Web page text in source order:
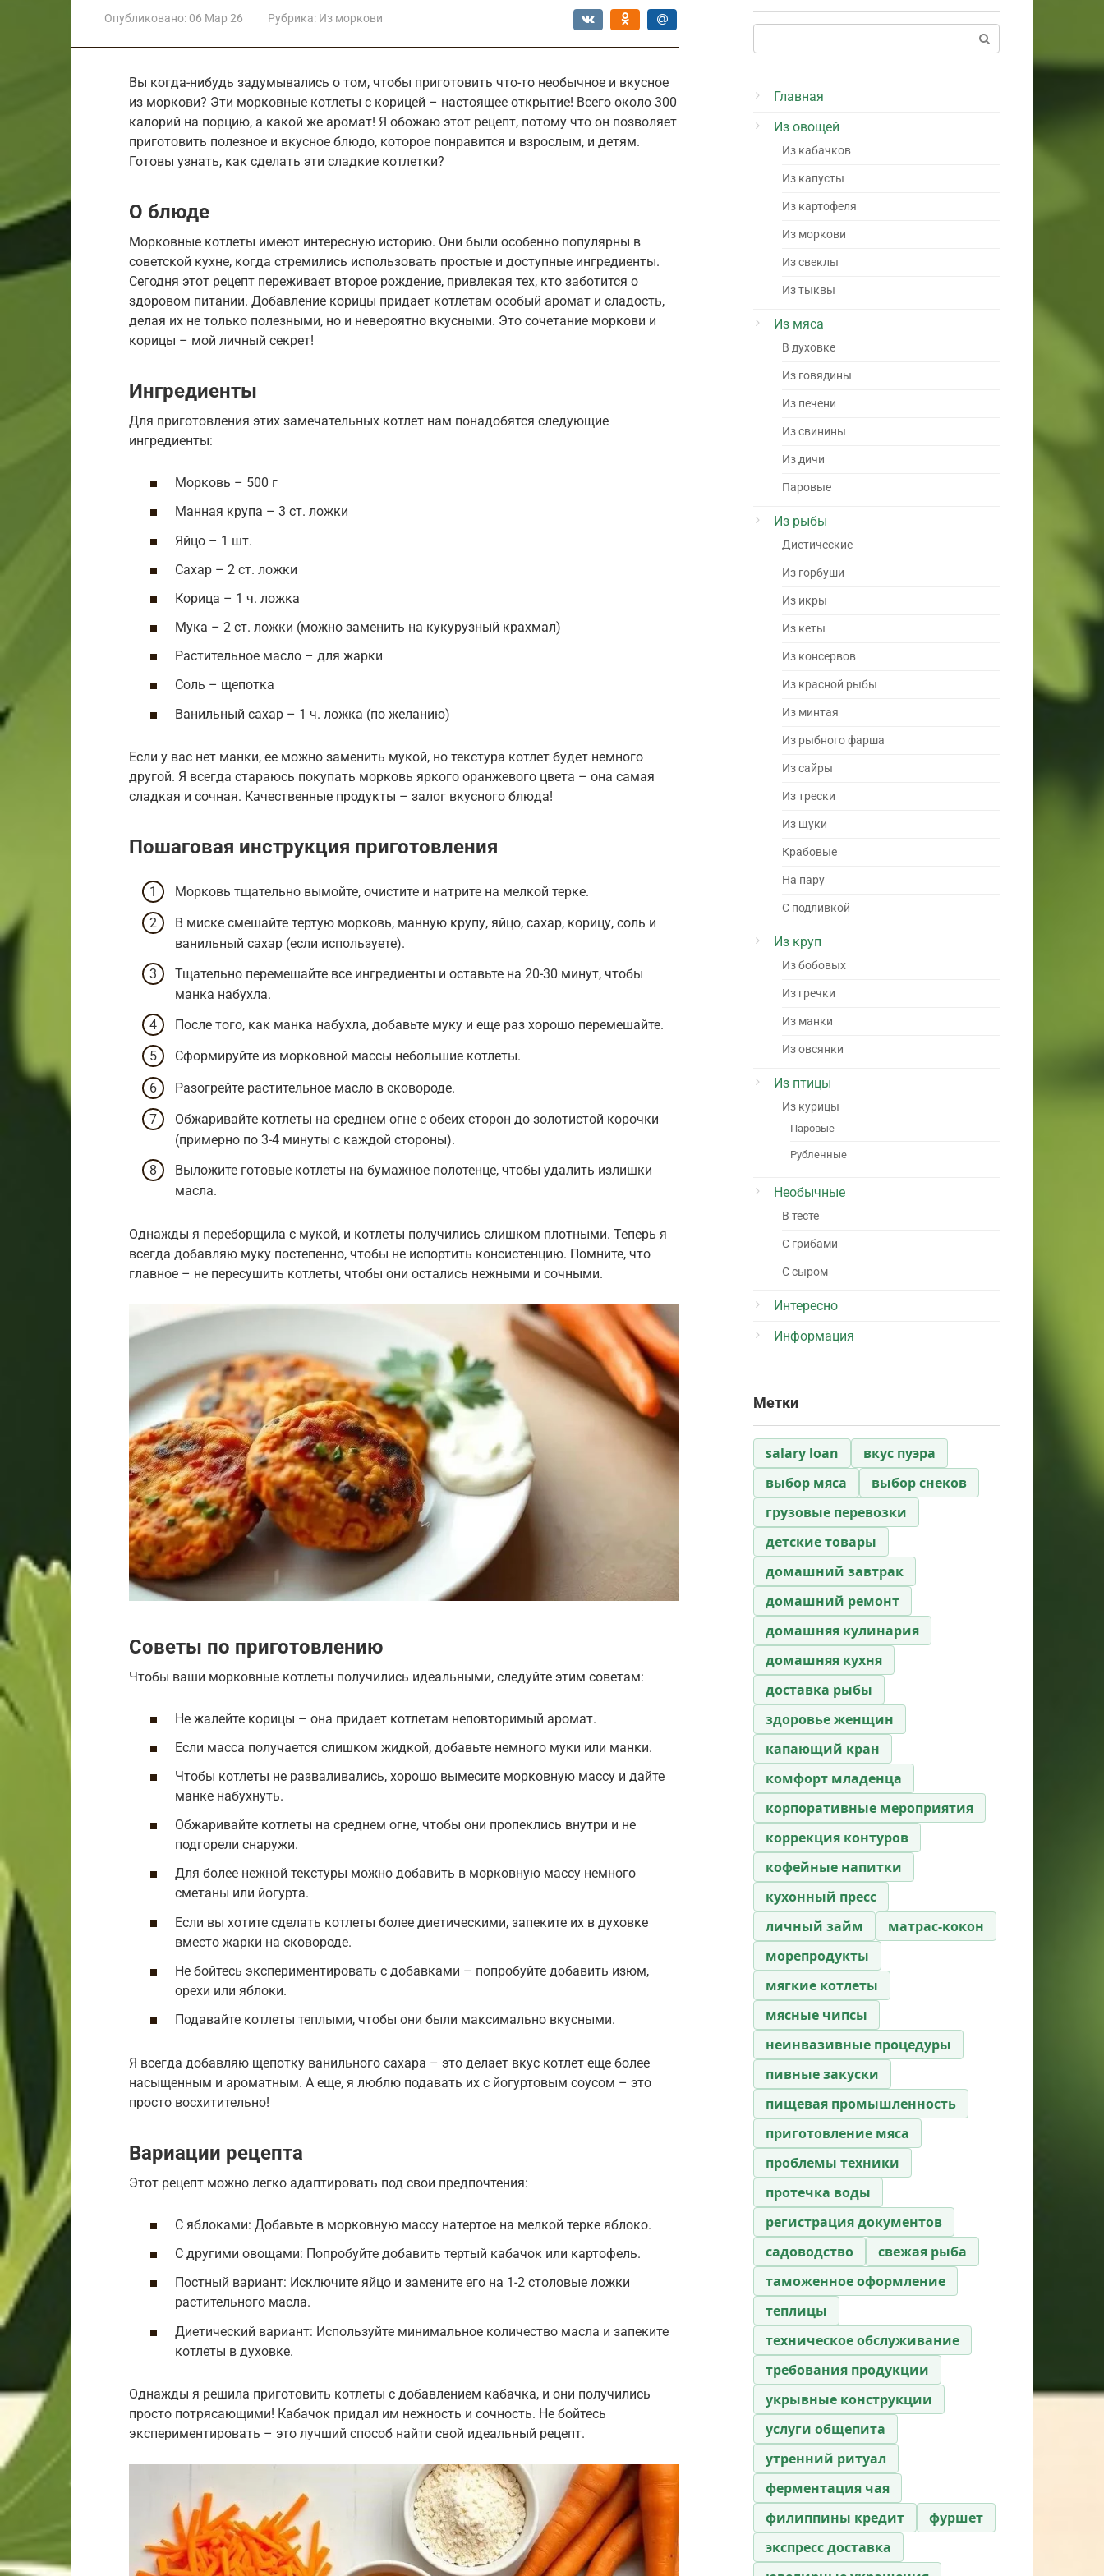
Опубликовано: 06 Мар 26 Рубрика: Из моркови
Вы когда-нибудь задумывались о том, чтобы приготовить что-то необычное и вкусное
из моркови? Эти морковные котлеты с корицей – настоящее открытие! Всего около 300
калорий на порцию, а какой же аромат! Я обожаю этот рецепт, потому что он позволяет
приготовить полезное и вкусное блюдо, которое понравится и взрослым, и детям.
Готовы узнать, как сделать эти сладкие котлетки?
О блюде
Морковные котлеты имеют интересную историю. Они были особенно популярны в
советской кухне, когда стремились использовать простые и доступные ингредиенты.
Сегодня этот рецепт переживает второе рождение, привлекая тех, кто заботится о
здоровом питании. Добавление корицы придает котлетам особый аромат и сладость,
делая их не только полезными, но и невероятно вкусными. Это сочетание моркови и
корицы – мой личный секрет!
Ингредиенты
Для приготовления этих замечательных котлет нам понадобятся следующие
ингредиенты:
Морковь – 500 г
Манная крупа – 3 ст. ложки
Яйцо – 1 шт.
Сахар – 2 ст. ложки
Корица – 1 ч. ложка
Мука – 2 ст. ложки (можно заменить на кукурузный крахмал)
Растительное масло – для жарки
Соль – щепотка
Ванильный сахар – 1 ч. ложка (по желанию)
Если у вас нет манки, ее можно заменить мукой, но текстура котлет будет немного
другой. Я всегда стараюсь покупать морковь яркого оранжевого цвета – она самая
сладкая и сочная. Качественные продукты – залог вкусного блюда!
Пошаговая инструкция приготовления
Морковь тщательно вымойте, очистите и натрите на мелкой терке.
В миске смешайте тертую морковь, манную крупу, яйцо, сахар, корицу, соль и
ванильный сахар (если используете).
Тщательно перемешайте все ингредиенты и оставьте на 20-30 минут, чтобы
манка набухла.
После того, как манка набухла, добавьте муку и еще раз хорошо перемешайте.
Сформируйте из морковной массы небольшие котлеты.
Разогрейте растительное масло в сковороде.
Обжаривайте котлеты на среднем огне с обеих сторон до золотистой корочки
(примерно по 3-4 минуты с каждой стороны).
Выложите готовые котлеты на бумажное полотенце, чтобы удалить излишки
масла.
Однажды я переборщила с мукой, и котлеты получились слишком плотными. Теперь я
всегда добавляю муку постепенно, чтобы не испортить консистенцию. Помните, что
главное – не пересушить котлеты, чтобы они остались нежными и сочными.
Советы по приготовлению
Чтобы ваши морковные котлеты получились идеальными, следуйте этим советам:
Не жалейте корицы – она придает котлетам неповторимый аромат.
Если масса получается слишком жидкой, добавьте немного муки или манки.
Чтобы котлеты не разваливались, хорошо вымесите морковную массу и дайте
манке набухнуть.
Обжаривайте котлеты на среднем огне, чтобы они пропеклись внутри и не
подгорели снаружи.
Для более нежной текстуры можно добавить в морковную массу немного
сметаны или йогурта.
Если вы хотите сделать котлеты более диетическими, запеките их в духовке
вместо жарки на сковороде.
Не бойтесь экспериментировать с добавками – попробуйте добавить изюм,
орехи или яблоки.
Подавайте котлеты теплыми, чтобы они были максимально вкусными.
Я всегда добавляю щепотку ванильного сахара – это делает вкус котлет еще более
насыщенным и ароматным. А еще, я люблю подавать их с йогуртовым соусом – это
просто восхитительно!
Вариации рецепта
Этот рецепт можно легко адаптировать под свои предпочтения:
С яблоками: Добавьте в морковную массу натертое на мелкой терке яблоко.
С другими овощами: Попробуйте добавить тертый кабачок или картофель.
Постный вариант: Исключите яйцо и замените его на 1-2 столовые ложки
растительного масла.
Диетический вариант: Используйте минимальное количество масла и запеките
котлеты в духовке.
Однажды я решила приготовить котлеты с добавлением кабачка, и они получились
просто потрясающими! Кабачок придал им нежность и сочность. Не бойтесь
экспериментировать – это лучший способ найти свой идеальный рецепт.
Главная
Из овощей
Из кабачков
Из капусты
Из картофеля
Из моркови
Из свеклы
Из тыквы
Из мяса
В духовке
Из говядины
Из печени
Из свинины
Из дичи
Паровые
Из рыбы
Диетические
Из горбуши
Из икры
Из кеты
Из консервов
Из красной рыбы
Из минтая
Из рыбного фарша
Из сайры
Из трески
Из щуки
Крабовые
На пару
С подливкой
Из круп
Из бобовых
Из гречки
Из манки
Из овсянки
Из птицы
Из курицы
Паровые
Рубленные
Необычные
В тесте
С грибами
С сыром
Интересно
Информация
Метки
salary loan
вкус пуэра
выбор мяса
выбор снеков
грузовые перевозки
детские товары
домашний завтрак
домашний ремонт
домашняя кулинария
домашняя кухня
доставка рыбы
здоровье женщин
капающий кран
комфорт младенца
корпоративные мероприятия
коррекция контуров
кофейные напитки
кухонный пресс
личный займ
матрас-кокон
морепродукты
мягкие котлеты
мясные чипсы
неинвазивные процедуры
пивные закуски
пищевая промышленность
приготовление мяса
проблемы техники
протечка воды
регистрация документов
садоводство
свежая рыба
таможенное оформление
теплицы
техническое обслуживание
требования продукции
укрывные конструкции
услуги общепита
утренний ритуал
ферментация чая
филиппины кредит
фуршет
экспресс доставка